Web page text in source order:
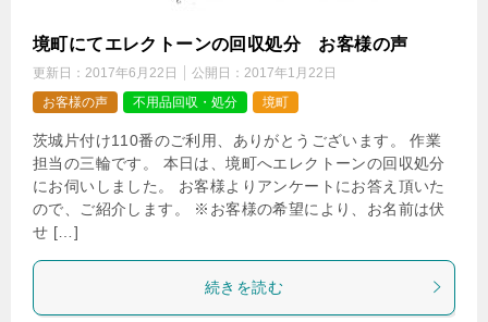
境町にてエレクトーンの回収処分 お客様の声
更新日： 2017年6月22日 公開日： 2017年1月22日
お客様の声
不用品回収・処分 境町
茨城片付け110番のご利用、ありがとうございます。 作業
担当の三輪です。 本日は、境町へエレクトーンの回収処分
にお伺いしました。 お客様よりアンケートにお答え頂いた
ので、ご紹介します。 ※お客様の希望により、お名前は伏
せ […]
続きを読む